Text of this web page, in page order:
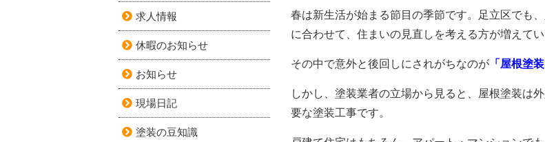
春は新生活が始まる節目の季節です。足立区でも
に合わせて、住まいの見直しを考える方が増えてい
その中で意外と後回しにされがちなのが 「屋根塗装
しかし、塗装業者の立場から見ると、屋根塗装は
要な塗装工事です。
求人情報
休暇のお知らせ
お知らせ
現場日記
塗装の豆知識